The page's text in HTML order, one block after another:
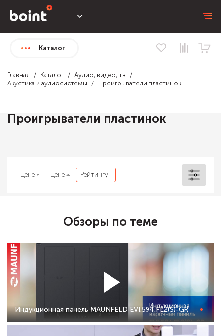
Каталог
Главная Каталог
Аудио, видео, тв
Акустика и аудиосистемы
Проигрыватели пластинок
Проигрыватели пластинок
Цене Цене Рейтингу
Обзоры по теме
Индукционная панель MAUNFELD EVI.594.FL2(S)-GR